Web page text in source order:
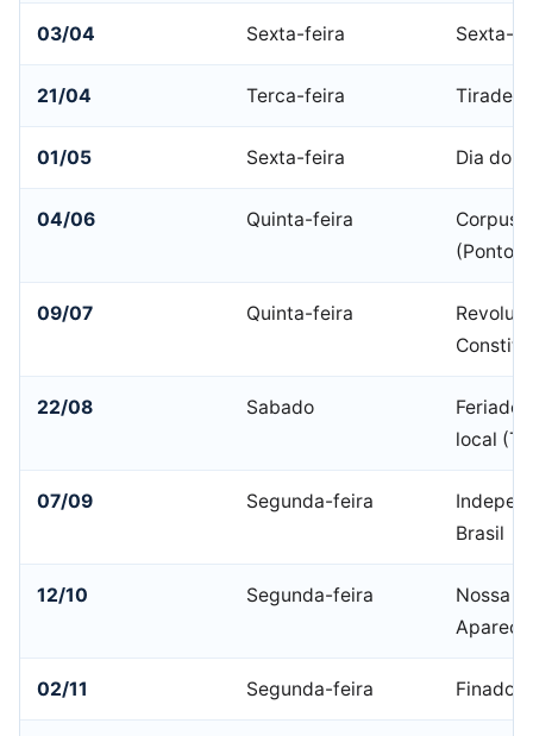
03/04 Sexta-feira Sexta-
21/04 Terca-feira
01/05 Sexta-feira Dia do
04/06 Quinta-feira
Corpus
(Ponto
09/07 Quinta-feira
22/08 Sabado
Feriado
local
07/09 Segunda-feira
Brasil
12/10 Segunda-feira
Nossa
02/11 Segunda-feira Finados